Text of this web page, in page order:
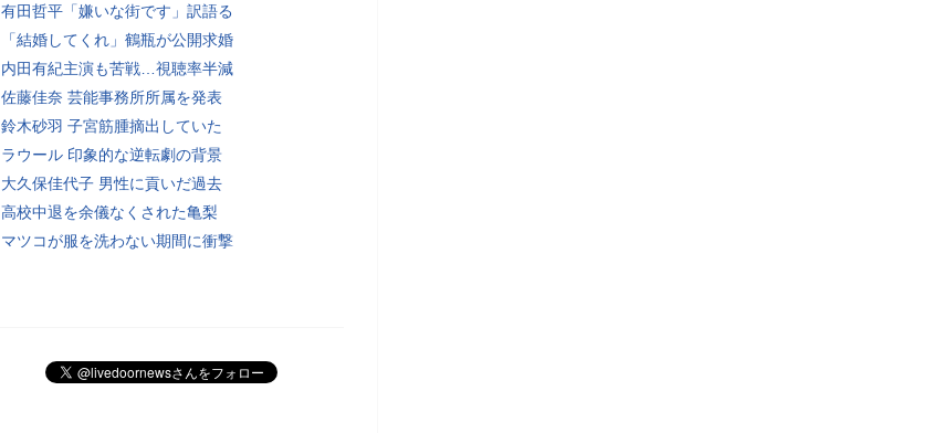
有田哲平「嫌いな街です」訳語る
「結婚してくれ」鶴瓶が公開求婚
内田有紀主演も苦戦…視聴率半減
佐藤佳奈 芸能事務所所属を発表
鈴木砂羽 子宮筋腫摘出していた
ラウール 印象的な逆転劇の背景
大久保佳代子 男性に貢いだ過去
高校中退を余儀なくされた亀梨
マツコが服を洗わない期間に衝撃